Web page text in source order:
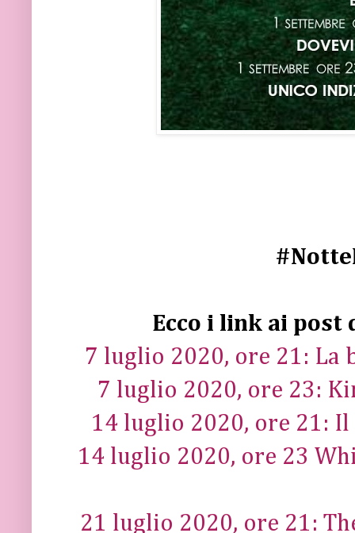
Ecco i link ai post
7 luglio 2020, ore 21: La
7 luglio 2020, ore 23:
14 luglio 2020, ore 21:
14 luglio 2020, ore 23
21 luglio 2020, ore 21: